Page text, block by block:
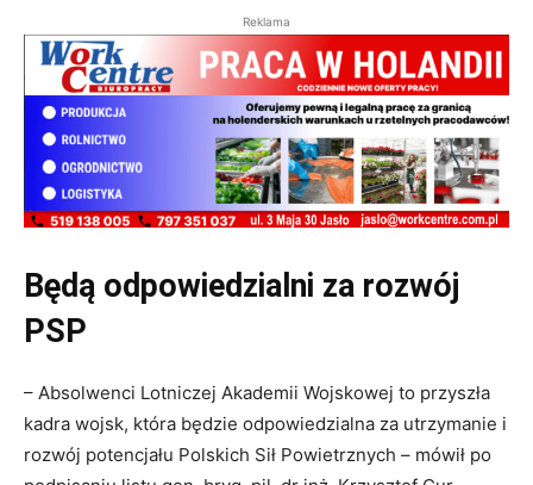
Reklama
Będą odpowiedzialni za rozwój
PSP
– Absolwenci Lotniczej Akademii Wojskowej to przyszła
kadra wojsk, która będzie odpowiedzialna za utrzymanie i
rozwój potencjału Polskich Sił Powietrznych – mówił po